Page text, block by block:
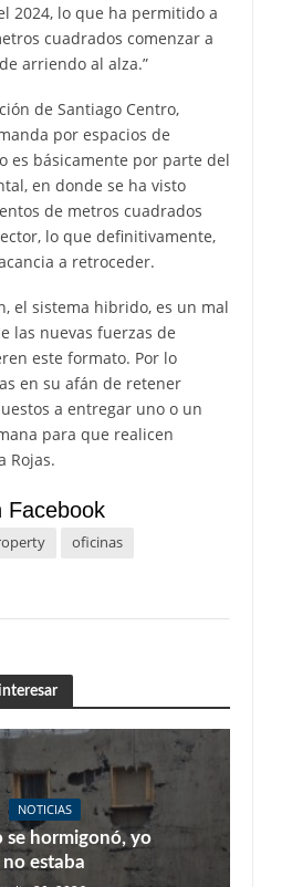
2024, lo que ha permitido a
cuadrados comenzar a
arriendo al alza.”
de Santiago Centro,
por espacios de
es básicamente por parte del
en donde se ha visto
de metros cuadrados
lo que definitivamente,
a retroceder.
el sistema hibrido, es un mal
las nuevas fuerzas de
este formato. Por lo
en su afán de retener
a entregar uno o un
para que realicen
Rojas.
Facebook
oficinas
NOTICIAS
se hormigonó, yo
no estaba